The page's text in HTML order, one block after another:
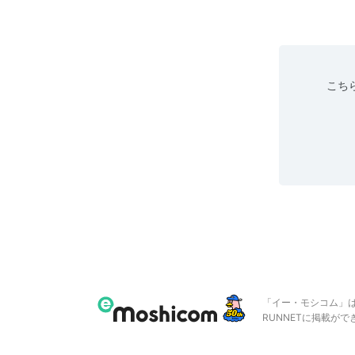
こち
「イー・モシコム
RUNNETに掲載がで